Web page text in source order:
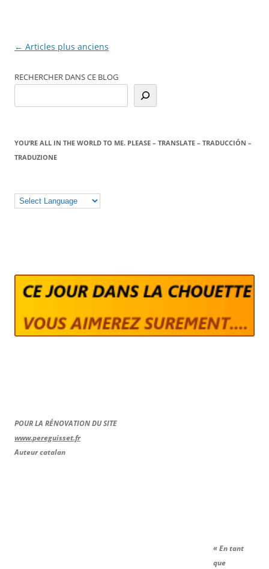
Navigation
articles
← Articles plus anciens
RECHERCHER DANS CE BLOG
YOU’RE ALL IN THE WORLD TO ME. PLEASE – TRANSLATE – TRADUCCIÓN –
TRADUZIONE
POUR LA RÉNOVATION DU SITE
www.pereguisset.fr
Auteur catalan
« En tant
que